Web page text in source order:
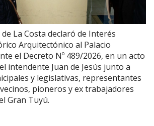
La Costa declaró de Interés
Arquitectónico al Palacio
el Decreto Nº 489/2026, en un acto
intendente Juan de Jesús junto a
y legislativas, representantes
pioneros y ex trabajadores
Gran Tuyú.